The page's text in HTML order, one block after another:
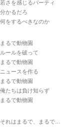
若さを感じるパーティ
分かるだろ
何をするべきなのか
まるで動物園
ルールを破って
まるで動物園
ニュースを作る
まるで動物園
俺たちは負け知らず
まるで動物園
それはまるで、まるで…